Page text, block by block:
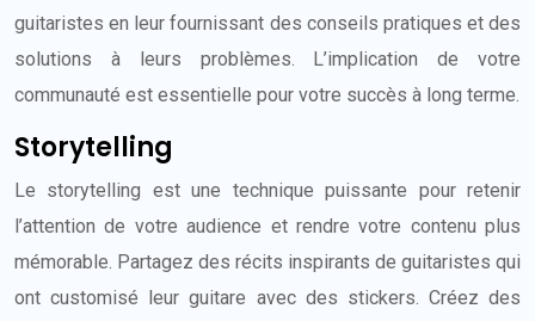
guitaristes en leur fournissant des conseils pratiques et des
solutions à leurs problèmes. L’implication de votre
communauté est essentielle pour votre succès à long terme.
Storytelling
Le storytelling est une technique puissante pour retenir
l’attention de votre audience et rendre votre contenu plus
mémorable. Partagez des récits inspirants de guitaristes qui
ont customisé leur guitare avec des stickers. Créez des